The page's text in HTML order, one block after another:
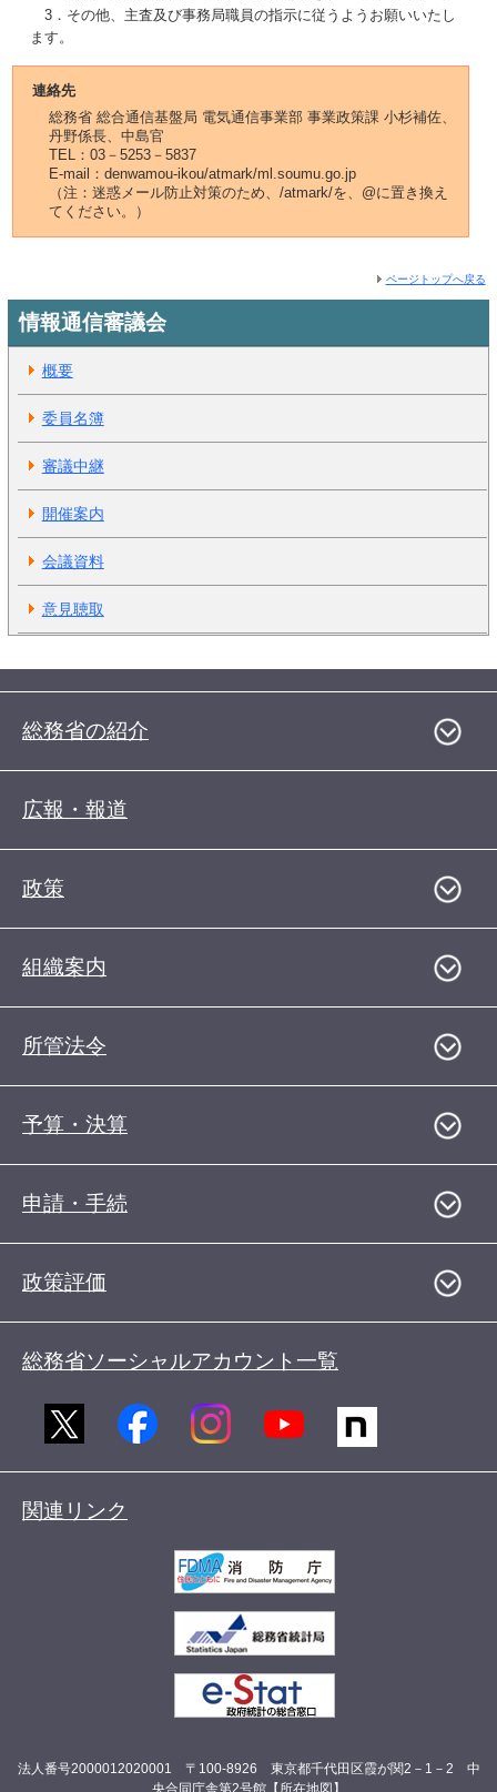
3．その他、主査及び事務局職員の指示に従うようお願いいたし
ます。
連絡先
総務省 総合通信基盤局 電気通信事業部 事業政策課 小杉補佐、
丹野係長、中島官
TEL：03－5253－5837
E-mail：denwamou-ikou/atmark/ml.soumu.go.jp
（注：迷惑メール防止対策のため、/atmark/を、@に置き換え
てください。）
ページトップへ戻る
情報通信審議会
概要
委員名簿
審議中継
開催案内
会議資料
意見聴取
総務省の紹介
広報・報道
政策
組織案内
所管法令
予算・決算
申請・手続
政策評価
総務省ソーシャルアカウント一覧
関連リンク
法人番号2000012020001 〒100-8926 東京都千代田区霞が関2－1－2 中
央合同庁舎第2号館【 所在地図 】